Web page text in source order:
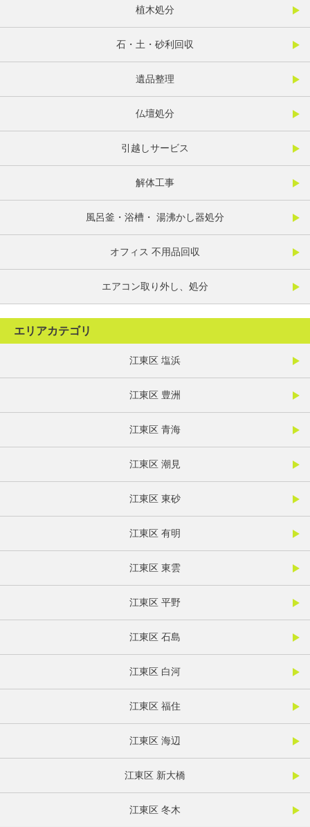
植木処分
石・土・砂利回収
遺品整理
仏壇処分
引越しサービス
解体工事
風呂釜・浴槽・ 湯沸かし器処分
オフィス 不用品回収
エアコン取り外し、処分
エリアカテゴリ
江東区 塩浜
江東区 豊洲
江東区 青海
江東区 潮見
江東区 東砂
江東区 有明
江東区 東雲
江東区 平野
江東区 石島
江東区 白河
江東区 福住
江東区 海辺
江東区 新大橋
江東区 冬木